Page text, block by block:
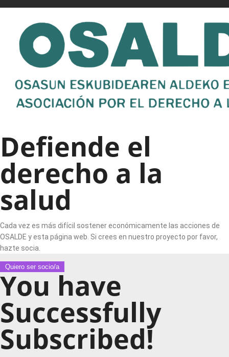
Defiende el
derecho a la
salud
Cada vez es más difícil sostener económicamente las acciones de
OSALDE y esta página web. Si crees en nuestro proyecto por favor,
hazte socia.
Quiero ser socio/a
You have
Successfully
Subscribed!